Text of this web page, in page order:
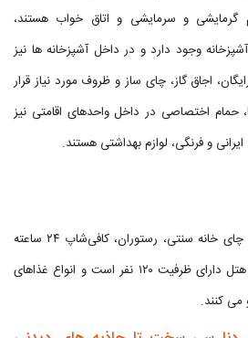
گرمایشی و سرمایشی و اتاق خواب هستند،
وجود دارد و در داخل آشپزخانه ها نیز
اجاق گاز، چای ساز و ظروف مورد نیاز قرار
حمام اختصاصی در داخل واحدهای اقامتی نیز
و فرنگی، لوازم بهداشتی هستند.
در هتل دال دنا برای میهمانان چای‌ خانه سنتی، رستوران، کافی‌شاپ ۲۴ ساعته
دایر گردیده اند. رستوران این هتل دارای ظرفیت ۱۲۰ نفر است و انواع غذاهای
می کنند.